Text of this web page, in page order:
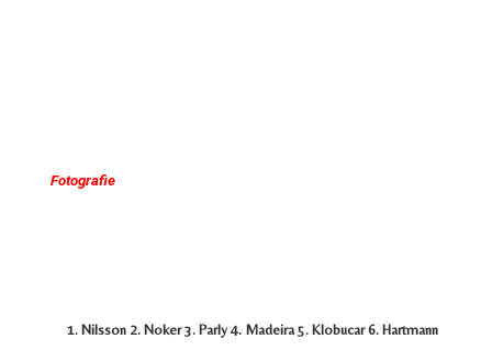
Fotografie
1. Nilsson 2. Noker 3. Parly 4. Madeira 5. Klobucar 6. Hartmann